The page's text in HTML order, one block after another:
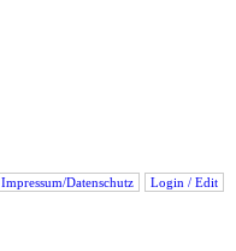
Impressum/Datenschutz Login / Edit